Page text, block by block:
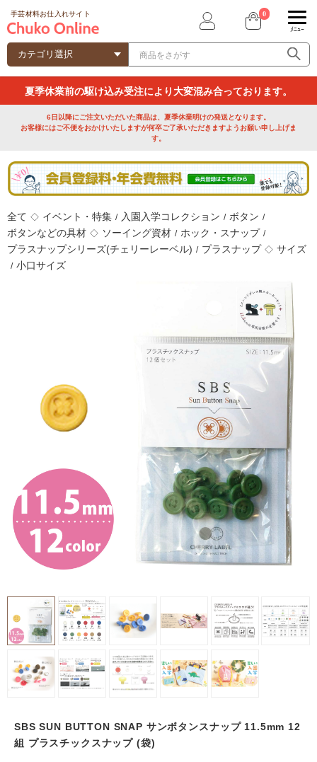
夏季休業前の駆け込み受注により大変混み合っております。
6日以降にご注文いただいた商品は、夏季休業明けの発送となります。
お客様にはご不便をおかけいたしますが何卒ご了承いただきますようお願い申し上げま
す。
全て ◇ イベント・特集 / 入園入学コレクション / ボタン /
ボタンなどの具材 ◇ ソーイング資材 / ホック・スナップ /
プラスナップシリーズ(チェリーレーベル) / プラスナップ ◇ サイズ
/ 小口サイズ
SBS SUN BUTTON SNAP サンボタンスナップ 11.5mm 12
組 プラスチックスナップ (袋)
手芸材料お仕入れサイト 0
ﾒﾆｭｰ